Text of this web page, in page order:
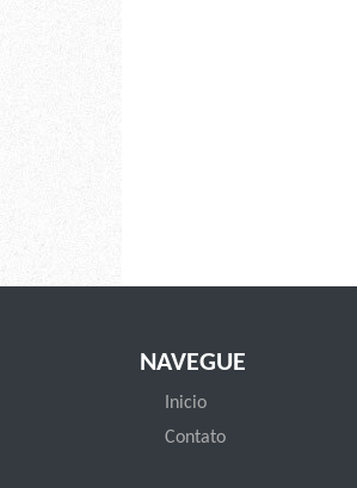
NAVEGUE
Inicio
Contato